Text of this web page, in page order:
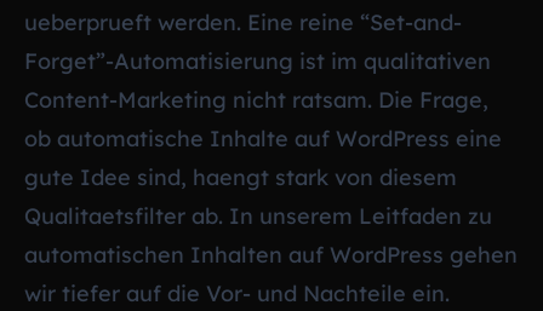
ueberprueft werden. Eine reine “Set-and-
Forget”-Automatisierung ist im qualitativen
Content-Marketing nicht ratsam. Die Frage,
ob automatische Inhalte auf WordPress eine
gute Idee sind, haengt stark von diesem
Qualitaetsfilter ab. In unserem Leitfaden zu
automatischen Inhalten auf WordPress gehen
wir tiefer auf die Vor- und Nachteile ein.